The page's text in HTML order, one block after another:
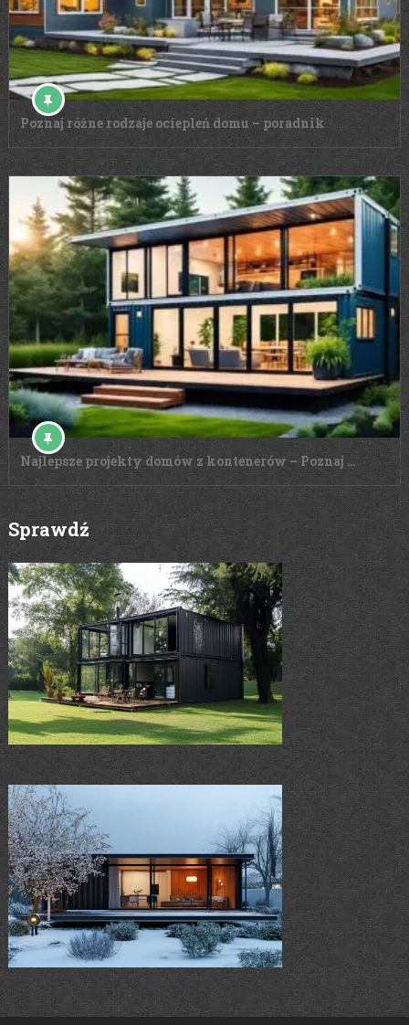
Poznaj różne rodzaje ociepleń domu – poradnik
Najlepsze projekty domów z kontenerów – Poznaj …
Sprawdź